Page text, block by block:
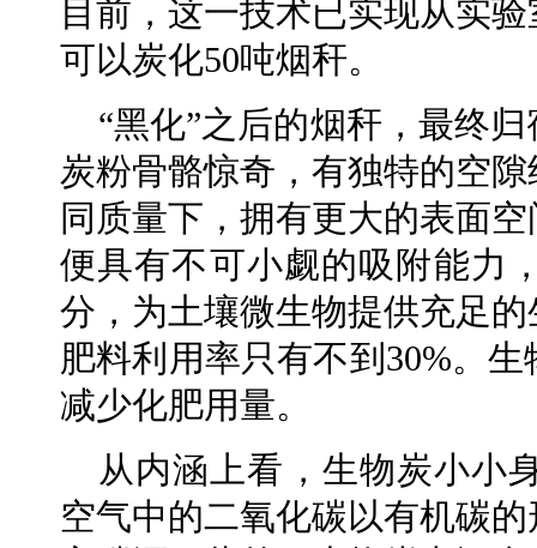
目前，这一技术已实现从实
可以炭化50吨烟秆。
“黑化”之后的烟秆，最终
炭粉骨骼惊奇，有独特的空
同质量下，拥有更大的表面
便具有不可小觑的吸附能力
分，为土壤微生物提供充足
肥料利用率只有不到30%。
减少化肥用量。
从内涵上看，生物炭小小
空气中的二氧化碳以有机碳